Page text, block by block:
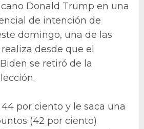
Donald Trump en una
de intención de
domingo, una de las
desde que el
se retiró de la
por ciento y le saca una
(42 por ciento)